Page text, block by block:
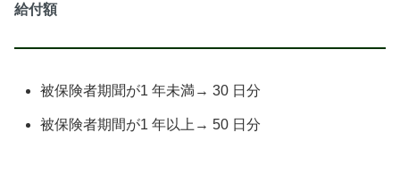
給付額
被保険者期聞が1 年未満→ 30 日分
被保険者期間が1 年以上→ 50 日分